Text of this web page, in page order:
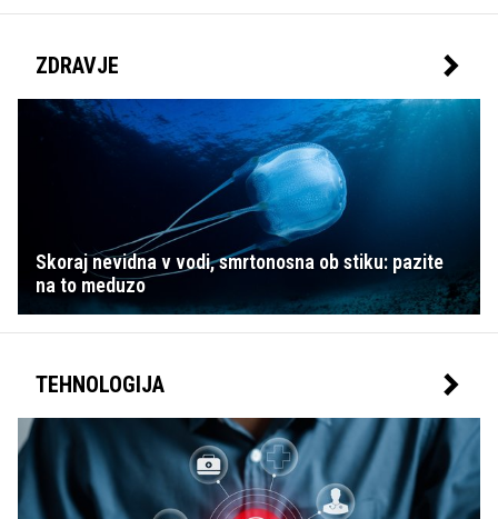
ZDRAVJE
Skoraj nevidna v vodi, smrtonosna ob stiku: pazite
na to meduzo
TEHNOLOGIJA